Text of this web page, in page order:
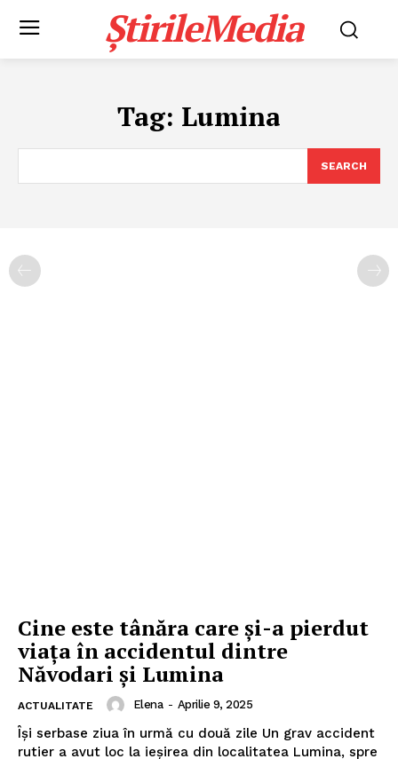
ȘtirileMedia
Tag: Lumina
SEARCH
Cine este tânăra care și-a pierdut
viața în accidentul dintre
Năvodari și Lumina
ACTUALITATE Elena - Aprilie 9, 2025
Își serbase ziua în urmă cu două zile Un grav accident
rutier a avut loc la ieșirea din localitatea Lumina, spre